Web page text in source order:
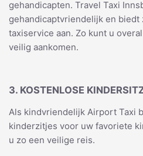
gehandicapten. Travel Taxi
gehandicaptvriendelijk en biedt
taxiservice aan. Zo kunt u
veilig aankomen.
3. KOSTENLOSE
Als kindvriendelijk Airport Taxi
kinderzitjes voor uw favoriete
u zo een veilige reis.